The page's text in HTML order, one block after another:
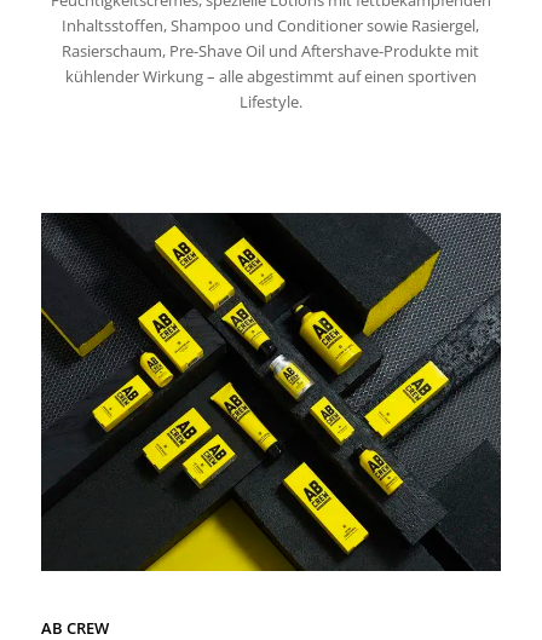
Inhaltsstoffen, Shampoo und Conditioner sowie Rasiergel,
Rasierschaum, Pre-Shave Oil und Aftershave-Produkte mit
kühlender Wirkung – alle abgestimmt auf einen sportiven
Lifestyle.
AB CREW